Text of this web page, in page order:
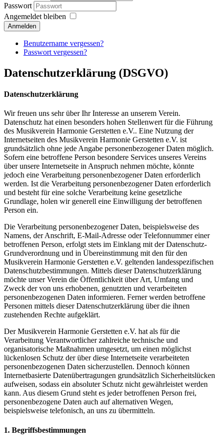
Passwort
Angemeldet bleiben
Anmelden
Benutzername vergessen?
Passwort vergessen?
Datenschutzerklärung (DSGVO)
Datenschutzerklärung
Wir freuen uns sehr über Ihr Interesse an unserem Verein.
Datenschutz hat einen besonders hohen Stellenwert für die Führung
des Musikverein Harmonie Gerstetten e.V.. Eine Nutzung der
Internetseiten des Musikverein Harmonie Gerstetten e.V. ist
grundsätzlich ohne jede Angabe personenbezogener Daten möglich.
Sofern eine betroffene Person besondere Services unseres Vereins
über unsere Internetseite in Anspruch nehmen möchte, könnte
jedoch eine Verarbeitung personenbezogener Daten erforderlich
werden. Ist die Verarbeitung personenbezogener Daten erforderlich
und besteht für eine solche Verarbeitung keine gesetzliche
Grundlage, holen wir generell eine Einwilligung der betroffenen
Person ein.
Die Verarbeitung personenbezogener Daten, beispielsweise des
Namens, der Anschrift, E-Mail-Adresse oder Telefonnummer einer
betroffenen Person, erfolgt stets im Einklang mit der Datenschutz-
Grundverordnung und in Übereinstimmung mit den für den
Musikverein Harmonie Gerstetten e.V. geltenden landesspezifischen
Datenschutzbestimmungen. Mittels dieser Datenschutzerklärung
möchte unser Verein die Öffentlichkeit über Art, Umfang und
Zweck der von uns erhobenen, genutzten und verarbeiteten
personenbezogenen Daten informieren. Ferner werden betroffene
Personen mittels dieser Datenschutzerklärung über die ihnen
zustehenden Rechte aufgeklärt.
Der Musikverein Harmonie Gerstetten e.V. hat als für die
Verarbeitung Verantwortlicher zahlreiche technische und
organisatorische Maßnahmen umgesetzt, um einen möglichst
lückenlosen Schutz der über diese Internetseite verarbeiteten
personenbezogenen Daten sicherzustellen. Dennoch können
Internetbasierte Datenübertragungen grundsätzlich Sicherheitslücken
aufweisen, sodass ein absoluter Schutz nicht gewährleistet werden
kann. Aus diesem Grund steht es jeder betroffenen Person frei,
personenbezogene Daten auch auf alternativen Wegen,
beispielsweise telefonisch, an uns zu übermitteln.
1. Begriffsbestimmungen